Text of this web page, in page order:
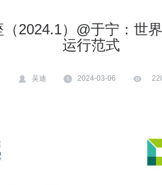
（2024.1）@于宁：世
运行范式
吴迪 2024-03-06